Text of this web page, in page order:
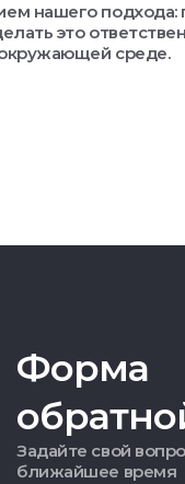
нашего подхода:
это
среде.
Форма
Задайте свой
ближайшее время